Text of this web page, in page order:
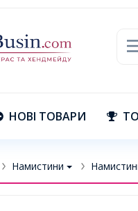
НОВІ ТОВАРИ
Намистини